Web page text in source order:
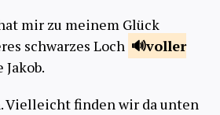
mir zu meinem Glück
schwarzes Loch
voller
Jakob.
Vielleicht finden wir da unten